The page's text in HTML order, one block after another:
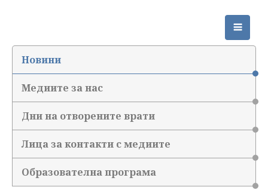
Новини
Медиите за нас
Дни на отворените врати
Лица за контакти с медиите
Образователна програма